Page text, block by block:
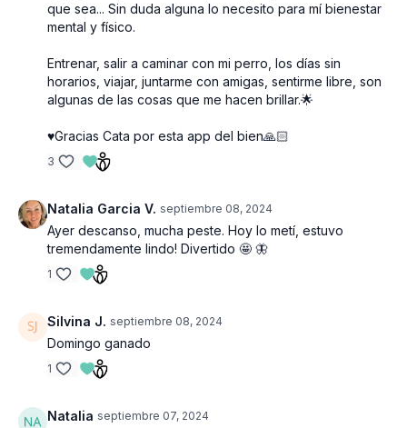
que sea... Sin duda alguna lo necesito para mí bienestar
mental y físico.
Entrenar, salir a caminar con mi perro, los días sin
horarios, viajar, juntarme con amigas, sentirme libre, son
algunas de las cosas que me hacen brillar.🌟
♥️Gracias Cata por esta app del bien🙏🏻
3
Natalia Garcia V. septiembre 08, 2024
Ayer descanso, mucha peste. Hoy lo metí, estuvo
tremendamente lindo! Divertido 🤩 🦋
1
Silvina J. septiembre 08, 2024
Domingo ganado
1
Natalia septiembre 07, 2024